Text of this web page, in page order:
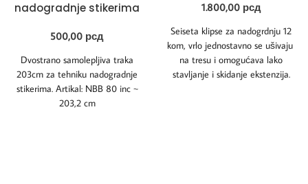
nadogradnje stikerima
500,00 рсд
Dvostrano samolepljiva traka
203cm za tehniku nadogradnje
stikerima. Artikal: NBB 80 inc ~
203,2 cm
1.800,00 рсд
Seiseta klipse za nadogrdnju 12
kom, vrlo jednostavno se ušivaju
na tresu i omogućava lako
stavljanje i skidanje ekstenzija.